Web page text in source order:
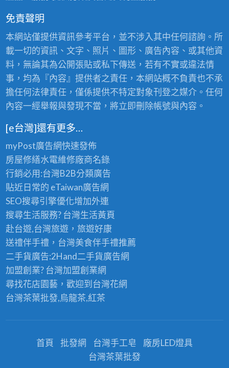
免責聲明
本網站僅提供資訊參考平台，並不涉入其中任何諮詢。所
載一切的資訊、文字、照片、圖形、廣告內容、或其他資
料，無論其為公開張貼或私下傳送，若有不實或違法情
事，均為『內容』提供者之責任，本網站概不負責也不承
擔任何法律責任，僅係提供不特定對象刊登之媒介。任何
內容一經舉報與發現不當，將立即刪除帳號與內容。
[e台灣]還有更多…
myPost廣告網快速發佈
房屋修繕水電維修廠商名錄
行銷必用:台灣B2B分類廣告
貼近日常的 eTaiwan廣告網
SEO搜尋引擎優化增加外連
搜尋生活服務? 台灣生活黃頁
赴台遊,台灣旅遊，旅遊好康
送禮伴手禮，台灣美食伴手禮推薦
二手貨廣告:2Hand二手貨廣告網
加盟創業? 台灣加盟創業網
尋找花店園藝，歡迎到 台灣花網
台灣茶葉批發,烏龍茶,紅茶
首頁 批發網 台灣手工皂
廠房LED燈具
台灣茶葉批發